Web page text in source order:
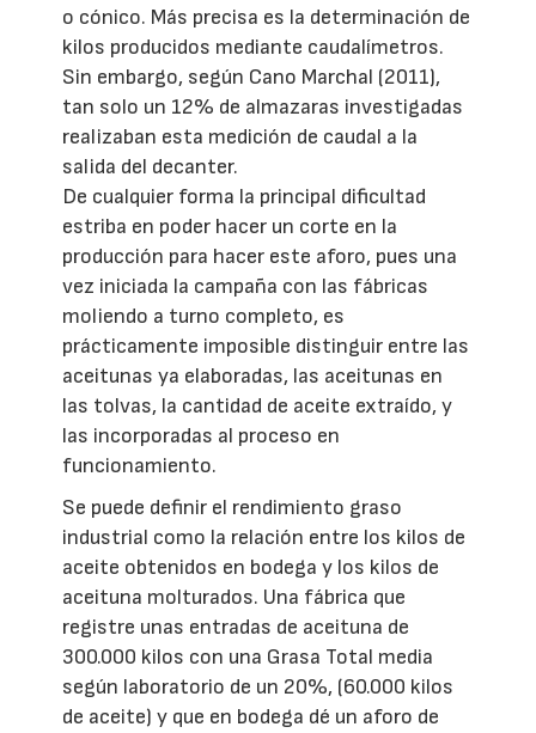
o cónico. Más precisa es la determinación de
kilos producidos mediante caudalímetros.
Sin embargo, según Cano Marchal (2011),
tan solo un 12% de almazaras investigadas
realizaban esta medición de caudal a la
salida del decanter.
De cualquier forma la principal dificultad
estriba en poder hacer un corte en la
producción para hacer este aforo, pues una
vez iniciada la campaña con las fábricas
moliendo a turno completo, es
prácticamente imposible distinguir entre las
aceitunas ya elaboradas, las aceitunas en
las tolvas, la cantidad de aceite extraído, y
las incorporadas al proceso en
funcionamiento.
Se puede definir el rendimiento graso
industrial como la relación entre los kilos de
aceite obtenidos en bodega y los kilos de
aceituna molturados. Una fábrica que
registre unas entradas de aceituna de
300.000 kilos con una Grasa Total media
según laboratorio de un 20%, (60.000 kilos
de aceite) y que en bodega dé un aforo de